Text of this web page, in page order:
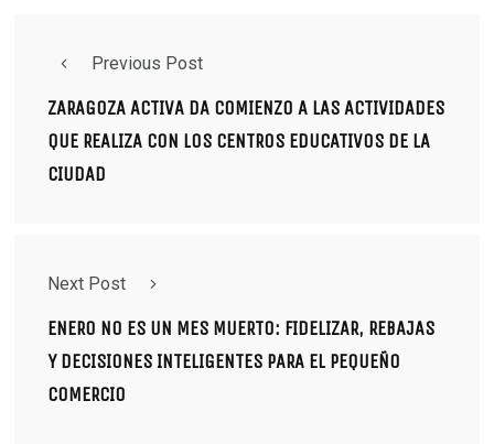
Previous Post
ZARAGOZA ACTIVA DA COMIENZO A LAS ACTIVIDADES
QUE REALIZA CON LOS CENTROS EDUCATIVOS DE LA
CIUDAD
Next Post
ENERO NO ES UN MES MUERTO: FIDELIZAR, REBAJAS
Y DECISIONES INTELIGENTES PARA EL PEQUEÑO
COMERCIO